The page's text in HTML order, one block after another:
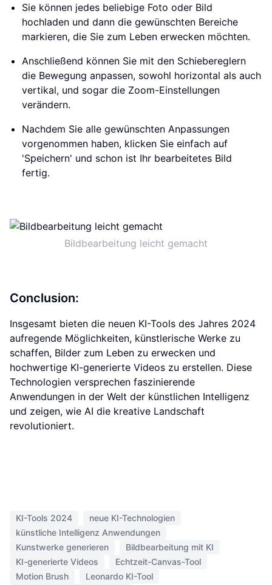
Sie können jedes beliebige Foto oder Bild
hochladen und dann die gewünschten Bereiche
markieren, die Sie zum Leben erwecken möchten.
Anschließend können Sie mit den Schiebereglern
die Bewegung anpassen, sowohl horizontal als auch
vertikal, und sogar die Zoom-Einstellungen
verändern.
Nachdem Sie alle gewünschten Anpassungen
vorgenommen haben, klicken Sie einfach auf
'Speichern' und schon ist Ihr bearbeitetes Bild
fertig.
Bildbearbeitung leicht gemacht
Conclusion:
Insgesamt bieten die neuen KI-Tools des Jahres 2024
aufregende Möglichkeiten, künstlerische Werke zu
schaffen, Bilder zum Leben zu erwecken und
hochwertige KI-generierte Videos zu erstellen. Diese
Technologien versprechen faszinierende
Anwendungen in der Welt der künstlichen Intelligenz
und zeigen, wie AI die kreative Landschaft
revolutioniert.
KI-Tools 2024
neue KI-Technologien
künstliche Intelligenz Anwendungen
Kunstwerke generieren
Bildbearbeitung mit KI
KI-generierte Videos
Echtzeit-Canvas-Tool
Motion Brush
Leonardo KI-Tool